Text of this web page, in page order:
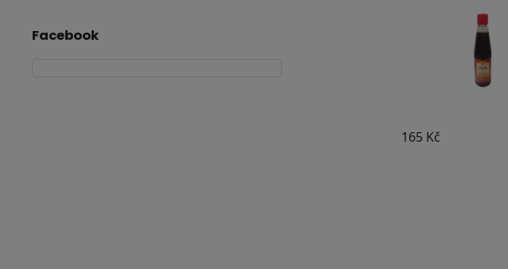
Facebook